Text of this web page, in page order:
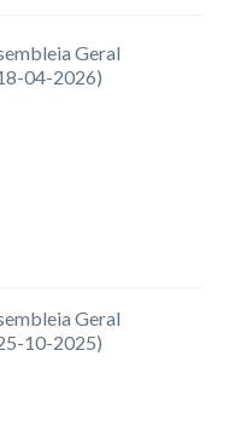
Geral
04-2026)
Geral
10-2025)